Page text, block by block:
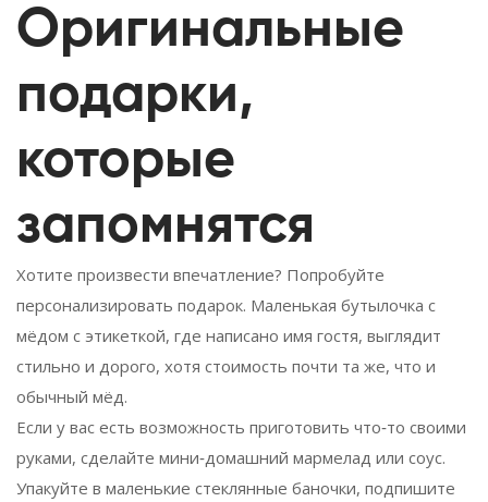
Оригинальные
подарки,
которые
запомнятся
Хотите произвести впечатление? Попробуйте
персонализировать подарок. Маленькая бутылочка с
мёдом с этикеткой, где написано имя гостя, выглядит
стильно и дорого, хотя стоимость почти та же, что и
обычный мёд.
Если у вас есть возможность приготовить что‑то своими
руками, сделайте мини‑домашний мармелад или соус.
Упакуйте в маленькие стеклянные баночки, подпишите